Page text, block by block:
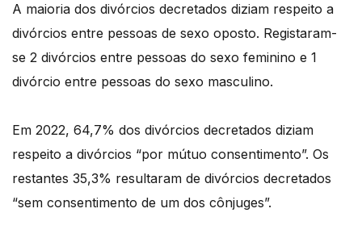
A maioria dos divórcios decretados diziam respeito a
divórcios entre pessoas de sexo oposto. Registaram-
se 2 divórcios entre pessoas do sexo feminino e 1
divórcio entre pessoas do sexo masculino.
Em 2022, 64,7% dos divórcios decretados diziam
respeito a divórcios “por mútuo consentimento”. Os
restantes 35,3% resultaram de divórcios decretados
“sem consentimento de um dos cônjuges”.